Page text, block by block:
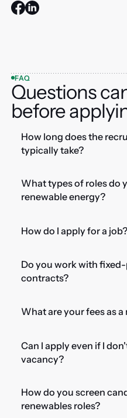
FAQ
Questions
before
How long does the
typically take?
What types of roles do
renewable energy?
How do I apply for a job?
Do you work with
contracts?
What are your fees as
Can I apply even if I
vacancy?
How do you screen
renewables roles?